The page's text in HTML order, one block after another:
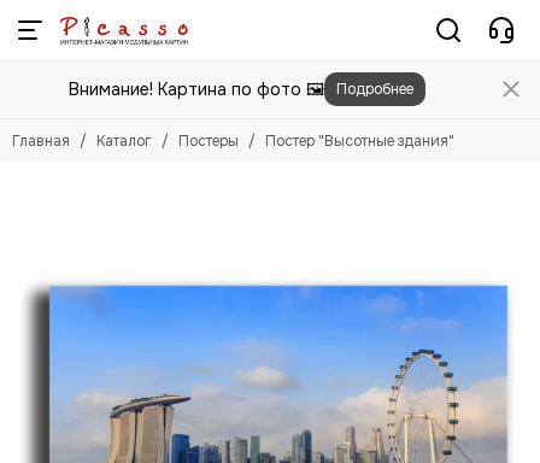
Постеры
Смотреть все товары
Еда
Для детей
Для мужчин
Внимание! Картина по фото 🖼️ Подробнее
Главная Каталог Постеры Постер "Высотные здания"